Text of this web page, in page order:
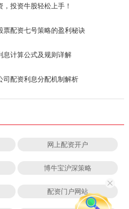
投资牛股轻松上手！
票配资七号策略的盈利秘诀
配资利息计算公式及规则详解
司配资利息分配机制解析
网上配资开户
博牛宝沪深策略
配资门户网站